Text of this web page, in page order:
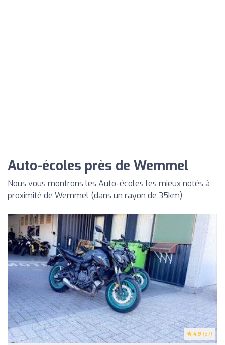
Auto-écoles près de Wemmel
Nous vous montrons les Auto-écoles les mieux notés à
proximité de Wemmel (dans un rayon de 35km)
4.9 (37)